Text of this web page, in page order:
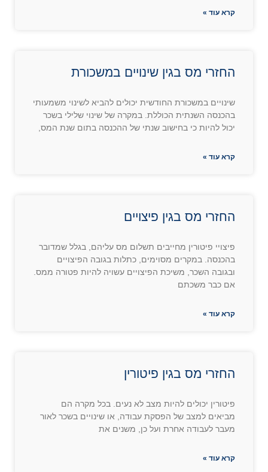
קרא עוד »
החזרי מס בגין שינויים במשכורת
שינויים במשכורת החודשית יכולים להביא לשינוי משמעותי
בהכנסה השנתית הכוללת. במקרה של שינוי שלילי בשכר
יכול להיות כי בחישוב שנתי של ההכנסה בתום שנת המס,
קרא עוד »
החזרי מס בגין פיצויים
פיצויי פיטורין מחייבים תשלום מס עליהם, בגלל שמדובר
בהכנסה. במקרים מסוימים, כתלות בגובה הפיצויים
ובגובה השכר, משיכת הפיצויים עשויה להיות פטורה ממס.
אם כבר משכתם
קרא עוד »
החזרי מס בגין פיטורין
פיטורין יכולים להיות מצב לא נעים. בכל מקרה הם
מביאים למצב של הפסקת עבודה, או שינויים בשכר לאור
מעבר לעבודה אחרת ועל כן, משנים את
קרא עוד »